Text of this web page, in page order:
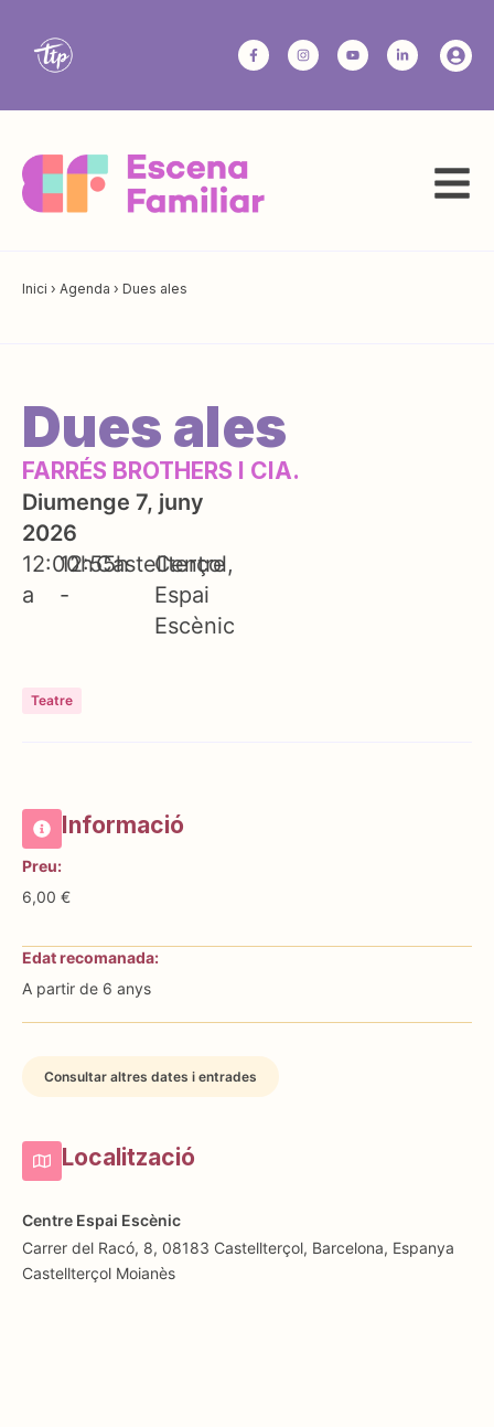
Inici › Agenda › Dues ales
Dues ales
FARRÉS BROTHERS I CIA.
Diumenge 7, juny
2026
12:00h
a
12:55h
-
Castellterçol
Centre
Espai
Escènic
Teatre
Informació
Preu:
6,00 €
Edat recomanada:
A partir de 6 anys
Consultar altres dates i entrades
Localització
Centre Espai Escènic
Carrer del Racó, 8, 08183 Castellterçol, Barcelona, Espanya
Castellterçol Moianès